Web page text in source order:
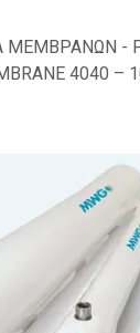
ΜΕΜΒΡΑΝΩΝ -
4040 –